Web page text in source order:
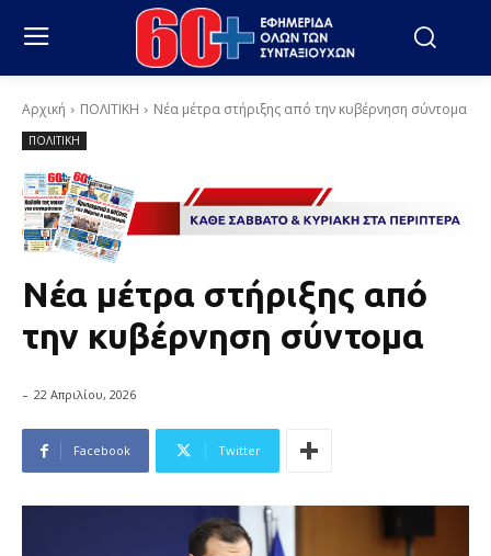
Αρχική ΠΟΛΙΤΙΚΗ Νέα μέτρα στήριξης από την κυβέρνηση σύντομα
ΠΟΛΙΤΙΚΗ
Νέα μέτρα στήριξης από
την κυβέρνηση σύντομα
- 22 Απριλίου, 2026
Facebook Twitter